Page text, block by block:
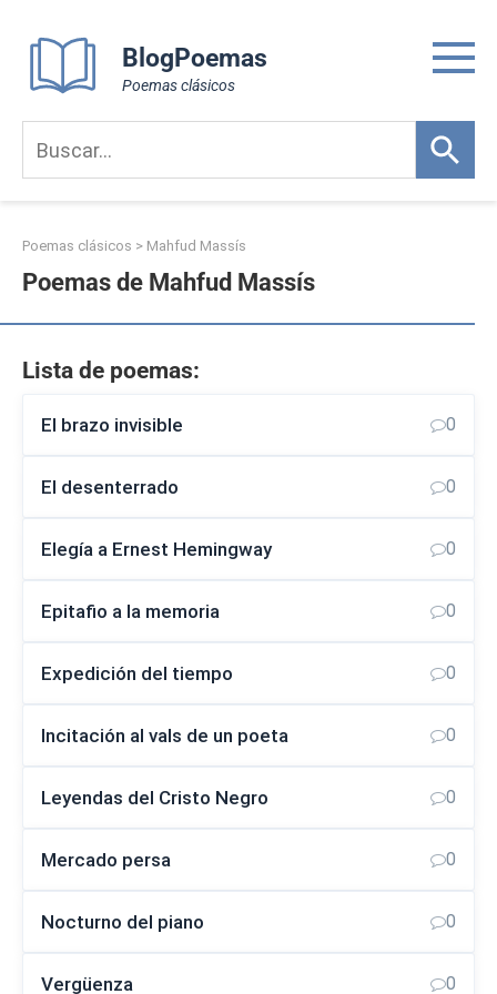
content
BlogPoemas
Poemas clásicos
Poemas clásicos > Mahfud Massís
Poemas de Mahfud Massís
Lista de poemas:
El brazo invisible 0
El desenterrado 0
Elegía a Ernest Hemingway 0
Epitafio a la memoria 0
Expedición del tiempo 0
Incitación al vals de un poeta 0
Leyendas del Cristo Negro 0
Mercado persa 0
Nocturno del piano 0
Vergüenza 0